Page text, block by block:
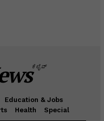
ಕೆಲೈವ್
Education & Jobs
Health Special